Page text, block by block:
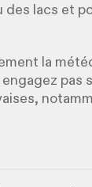
des lacs et
la
pas